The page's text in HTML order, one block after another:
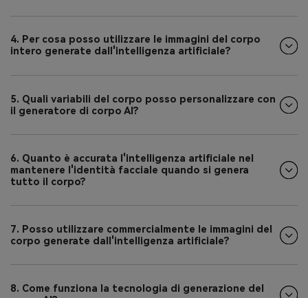
4. Per cosa posso utilizzare le immagini del corpo
intero generate dall'intelligenza artificiale?
5. Quali variabili del corpo posso personalizzare con
il generatore di corpo AI?
6. Quanto è accurata l'intelligenza artificiale nel
mantenere l'identità facciale quando si genera
tutto il corpo?
7. Posso utilizzare commercialmente le immagini del
corpo generate dall'intelligenza artificiale?
8. Come funziona la tecnologia di generazione del